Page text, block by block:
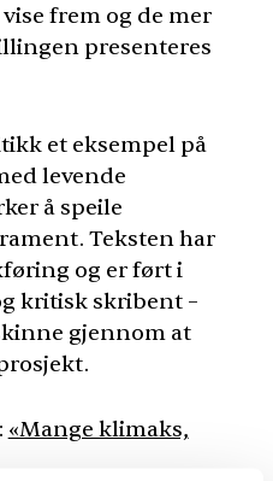
frem og de mer
presenteres
et eksempel på
levende
å speile
Teksten har
og er ført i
kritisk skribent –
gjennom at
«Mange klimaks,